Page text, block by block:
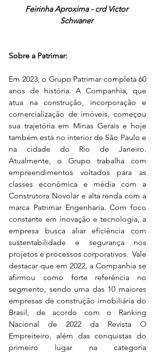
Feirinha Aproxima - crd Victor
Schwaner
Sobre a Patrimar:
Em 2023, o Grupo Patrimar completa 60
anos de história. A Companhia, que
atua na construção, incorporação e
comercialização de imóveis, começou
sua trajetória em Minas Gerais e hoje
também está no interior de São Paulo e
na cidade do Rio de Janeiro.
Atualmente, o Grupo trabalha com
empreendimentos voltados para as
classes econômica e média com a
Construtora Novolar e alta renda com a
marca Patrimar Engenharia. Com foco
constante em inovação e tecnologia, a
empresa busca aliar eficiência com
sustentabilidade e segurança nos
projetos e processos corporativos.  Vale
destacar que em 2022, a Companhia se
afirmou como forte referência no
segmento, sendo uma das 10 maiores
empresas de construção imobiliária do
Brasil, de acordo com o Ranking
Nacional de 2022 da Revista O
Empreiteiro, além das conquistas do
primeiro lugar na categoria